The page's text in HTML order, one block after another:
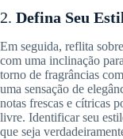
2. Defina Seu
Em seguida, reflita
com uma inclinação
torno de fragrâncias
uma sensação de
notas frescas e cítricas
livre. Identificar seu
que seja